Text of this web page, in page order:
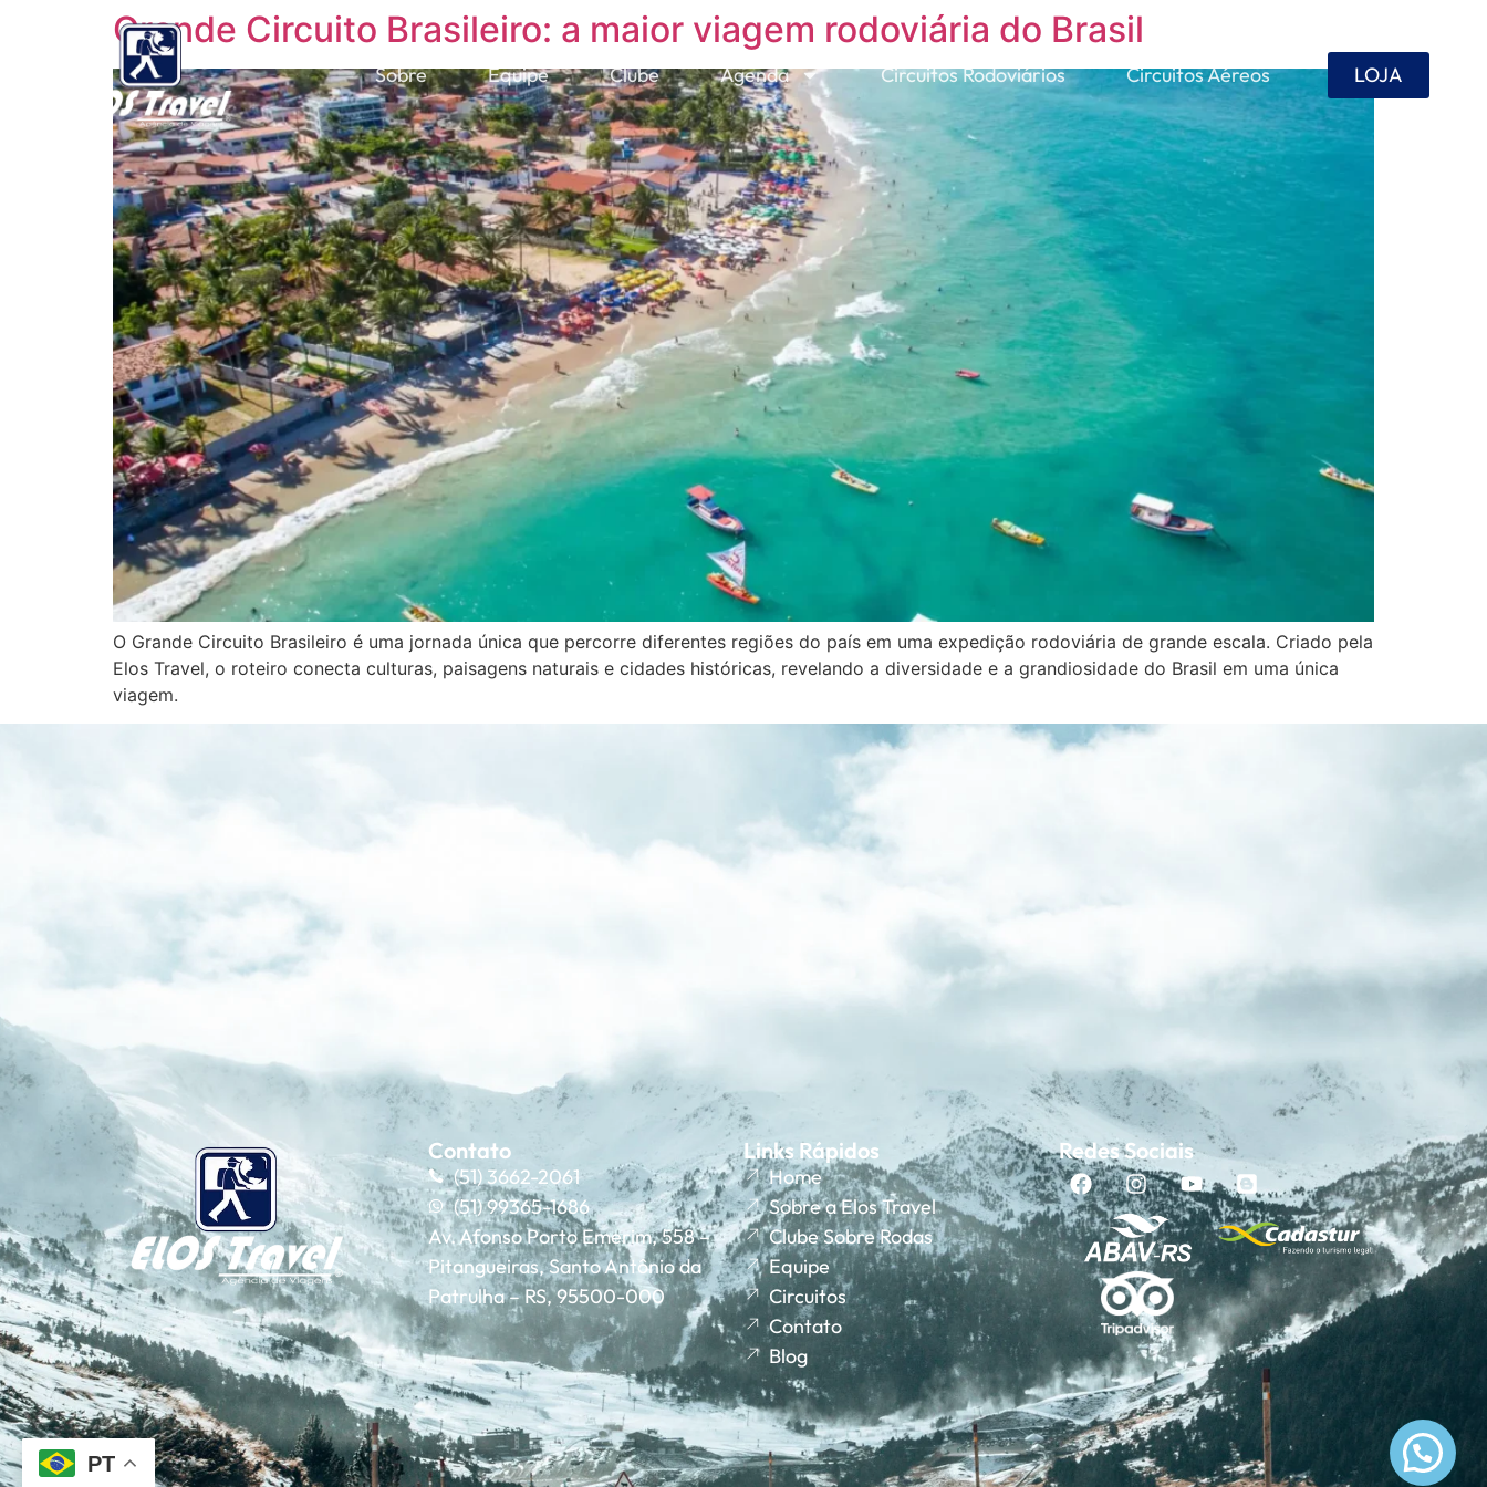
Sobre Equipe Clube Agenda Circuitos Rodoviários Circuitos Aéreos LOJA
Grande Circuito Brasileiro: a maior viagem rodoviária do Brasil
O Grande Circuito Brasileiro é uma jornada única que percorre diferentes regiões do país em uma expedição rodoviária de grande escala. Criado pela
Elos Travel, o roteiro conecta culturas, paisagens naturais e cidades históricas, revelando a diversidade e a grandiosidade do Brasil em uma única
viagem.
Contato
(51) 3662-2061
(51) 99365-1686
Av. Afonso Porto Emerim, 558 –
Pitangueiras, Santo Antônio da
Patrulha – RS, 95500-000
Links Rápidos
Home
Sobre a Elos Travel
Clube Sobre Rodas
Equipe
Circuitos
Contato
Blog
Redes Sociais
PT